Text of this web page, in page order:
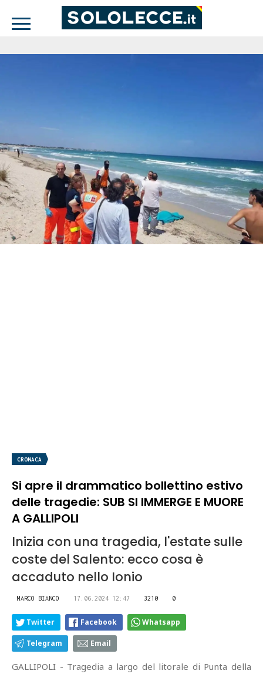
CRONACA
Si apre il drammatico bollettino estivo
delle tragedie: SUB SI IMMERGE E MUORE
A GALLIPOLI
Inizia con una tragedia, l'estate sulle
coste del Salento: ecco cosa è
accaduto nello Ionio
MARCO BIANCO 17.06.2024 12:47 3210 0
Twitter Facebook Whatsapp
Telegram Email
GALLIPOLI - Tragedia a largo del litorale di Punta della